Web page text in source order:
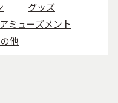
グッズ
アミューズメント
他